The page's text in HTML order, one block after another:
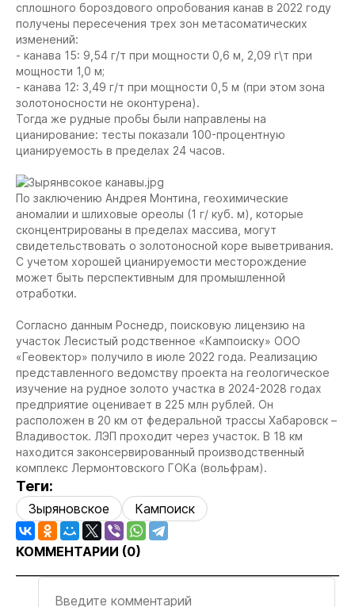
сплошного бороздового опробования канав в 2022 году
получены пересечения трех зон метасоматических
изменений:
- канава 15: 9,54 г/т при мощности 0,6 м, 2,09 г\т при
мощности 1,0 м;
- канава 12: 3,49 г/т при мощности 0,5 м (при этом зона
золотоносности не оконтурена).
Тогда же рудные пробы были направлены на
цианирование: тесты показали 100-процентную
цианируемость в пределах 24 часов.
По заключению Андрея Монтина, геохимические
аномалии и шлиховые ореолы (1 г/ куб. м), которые
сконцентрированы в пределах массива, могут
свидетельствовать о золотоносной коре выветривания.
С учетом хорошей цианируемости месторождение
может быть перспективным для промышленной
отработки.
Согласно данным Роснедр, поисковую лицензию на
участок Лесистый родственное «Кампоиску» ООО
«Геовектор» получило в июле 2022 года. Реализацию
представленного ведомству проекта на геологическое
изучение на рудное золото участка в 2024-2028 годах
предприятие оценивает в 225 млн рублей. Он
расположен в 20 км от федеральной трассы Хабаровск –
Владивосток. ЛЭП проходит через участок. В 18 км
находится законсервированный производственный
комплекс Лермонтовского ГОКа (вольфрам).
Теги:
Зыряновское Кампоиск
КОММЕНТАРИИ (0)